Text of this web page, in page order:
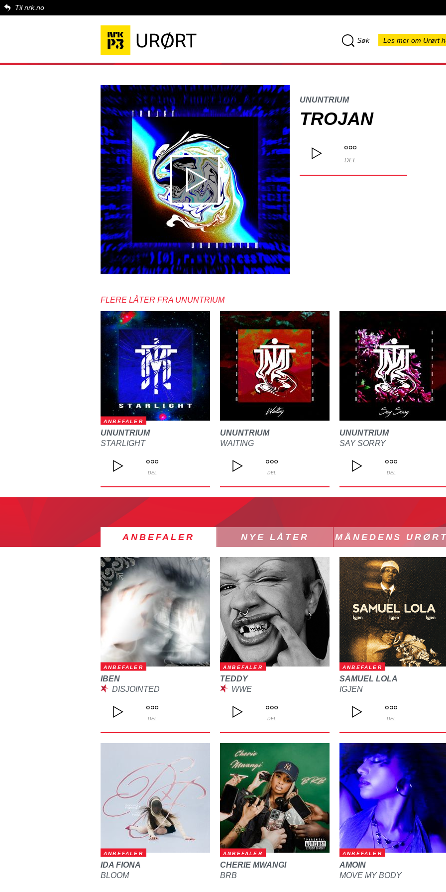
Til nrk.no
Søk Les mer om Urørt
UNUNTRIUM
TROJAN
DEL
FLERE LÅTER FRA UNUNTRIUM
ANBEFALER
UNUNTRIUM
STARLIGHT
DEL
UNUNTRIUM
WAITING
DEL
UNUNTRIUM
SAY SORRY
DEL
ANBEFALER NYE LÅTER MÅNEDENS URØRT
ANBEFALER
IBEN
DISJOINTED
DEL
ANBEFALER
TEDDY
WWE
DEL
ANBEFALER
SAMUEL LOLA
IGJEN
DEL
ANBEFALER
IDA FIONA
BLOOM
ANBEFALER
CHERIE MWANGI
BRB
ANBEFALER
AMOIN
MOVE MY BODY